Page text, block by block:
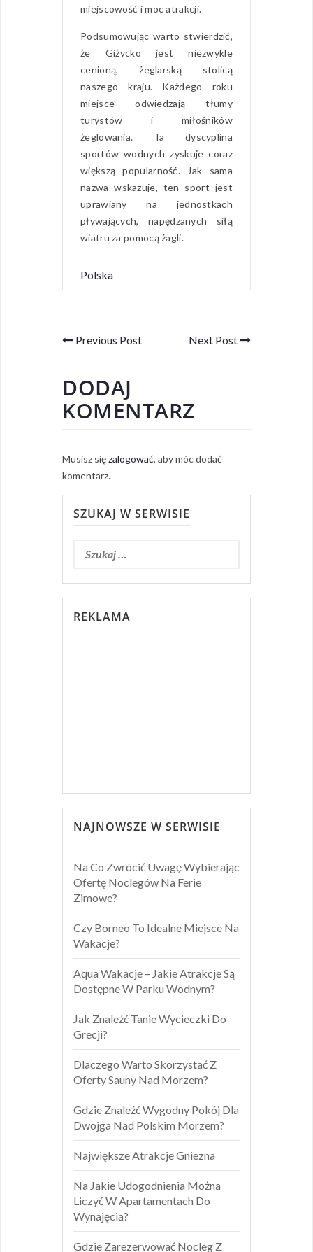
miejscowość i moc atrakcji.
Podsumowując warto stwierdzić,
że Giżycko jest niezwykle
cenioną, żeglarską stolicą
naszego kraju. Każdego roku
miejsce odwiedzają tłumy
turystów i miłośników
żeglowania. Ta dyscyplina
sportów wodnych zyskuje coraz
większą popularność. Jak sama
nazwa wskazuje, ten sport jest
uprawiany na jednostkach
pływających, napędzanych siłą
wiatru za pomocą żagli.
Polska
Previous Post Next Post
DODAJ
KOMENTARZ
Musisz sięzalogować, aby móc dodać
komentarz.
SZUKAJ W SERWISIE
REKLAMA
NAJNOWSZE W SERWISIE
Na Co Zwrócić Uwagę Wybierając
Ofertę Noclegów Na Ferie
Zimowe?
Czy Borneo To Idealne Miejsce Na
Wakacje?
Aqua Wakacje – Jakie Atrakcje Są
Dostępne W Parku Wodnym?
Jak Znaleźć Tanie Wycieczki Do
Grecji?
Dlaczego Warto Skorzystać Z
Oferty Sauny Nad Morzem?
Gdzie Znaleźć Wygodny Pokój Dla
Dwojga Nad Polskim Morzem?
Największe Atrakcje Gniezna
Na Jakie Udogodnienia Można
Liczyć W Apartamentach Do
Wynajęcia?
Gdzie Zarezerwować Nocleg Z